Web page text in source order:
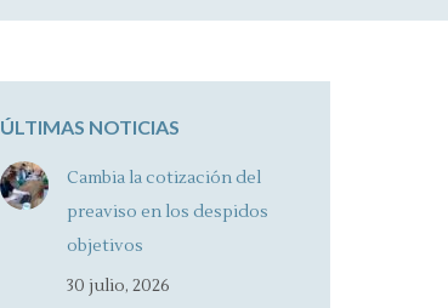
ÚLTIMAS NOTICIAS
Cambia la cotización del
preaviso en los despidos
objetivos
30 julio, 2026